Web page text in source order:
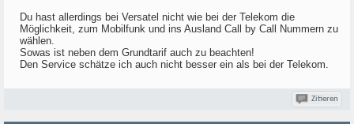
Du hast allerdings bei Versatel nicht wie bei der Telekom die
Möglichkeit, zum Mobilfunk und ins Ausland Call by Call Nummern zu
wählen.
Sowas ist neben dem Grundtarif auch zu beachten!
Den Service schätze ich auch nicht besser ein als bei der Telekom.
Zitieren